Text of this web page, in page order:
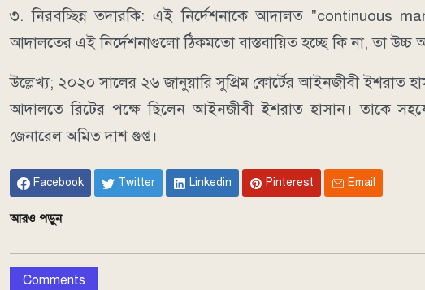
৩. নিরবচ্ছিন্ন তদারকি: এই নির্দেশনাকে আদালত "continuous
আদালতের এই নির্দেশনাগুলো ঠিকমতো বাস্তবায়িত হচ্ছে কি না, তা
উল্লেখ্য; ২০২০ সালের ২৬ জানুয়ারি সুপ্রিম কোর্টের আইনজীবী ইশরাত
আদালতে রিটের পক্ষে ছিলেন আইনজীবী ইশরাত হাসান। তাকে
জেনারেল অমিত দাশ গুপ্ত।
Facebook Twitter Linkedin Pinterest Email
আরও পড়ুন
Comments